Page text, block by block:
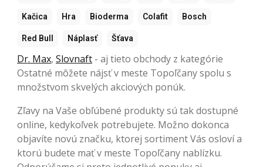
Kačica Hra Bioderma Colafit Bosch
Red Bull Náplasť Šťava
Dr. Max, Slovnaft - aj tieto obchody z kategórie
Ostatné môžete nájsť v meste Topoľčany spolu s
množstvom skvelých akciových ponúk.
Zľavy na Vaše obľúbené produkty sú tak dostupné
online, kedykoľvek potrebujete. Možno dokonca
objavíte novú značku, ktorej sortiment Vás osloví a
ktorú budete mať v meste Topoľčany nablízku.